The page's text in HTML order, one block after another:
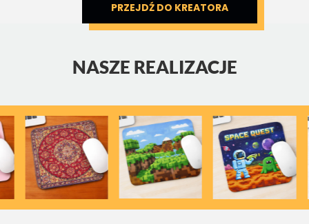
PRZEJDŹ DO KREATORA
NASZE REALIZACJE